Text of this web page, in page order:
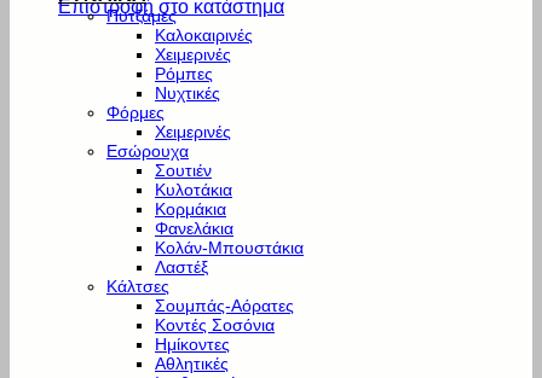
Επιστροφή στο κατάστημα
Πυτζάμες
Καλοκαιρινές
Χειμερινές
Ρόμπες
Νυχτικές
Φόρμες
Χειμερινές
Εσώρουχα
Σουτιέν
Κυλοτάκια
Κορμάκια
Φανελάκια
Κολάν-Μπουστάκια
Λαστέξ
Κάλτσες
Σουμπάς-Αόρατες
Κοντές Σοσόνια
Ημίκοντες
Αθλητικές